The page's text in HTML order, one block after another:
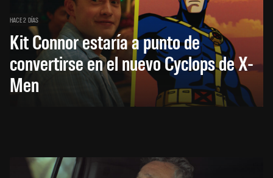
HACE 2 DÍAS
Kit Connor estaría a punto de
convertirse en el nuevo Cyclops de X-
Men